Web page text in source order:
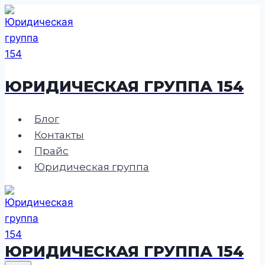
Перейти
к
содержимому
ЮРИДИЧЕСКАЯ ГРУППА 154
Блог
Контакты
Прайс
Юридическая группа
ЮРИДИЧЕСКАЯ ГРУППА 154